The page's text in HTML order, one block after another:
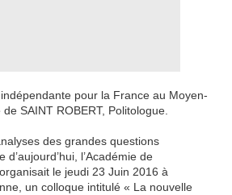
pour la France au Moyen-
SAINT ROBERT, Politologue.
des grandes questions
l’Académie de
le jeudi 23 Juin 2016 à
un colloque intitulé « La nouvelle